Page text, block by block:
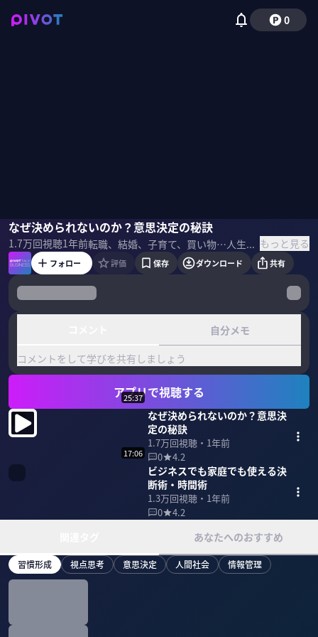
0
なぜ決められないのか？意思決定の秘訣
1.7万回視聴1年前 転職、結婚、子育て、買い物…人生は決断の連続。なぜ私たちは「決められない」のか？臨床心理士・中島美鈴が、私たちが決断できない5つのタイプを解説。さらに、独自の意思決定術「もじせか」を活用し、ビジネスでも家庭でも役立つ具体的な決断術を伝授する。決断力を格段に向上させるため、明日から実践できる具体的な方法を解説。 ＜ゲスト＞ 中島美鈴｜臨床心理士 1978年福岡県生まれ、公認心理師。心理学博士(九州大学)。中島心理相談所所長。専門は時間管理とADHDの認知行動療法。時間管理の専門家として本の執筆、テレビ出演、コラム連載、セミナー講師など多方面で活躍。 ＜参考書籍＞ 『マンガで挑戦 とっちらかった頭の中を整理して決められる人になる』 もっと見る
中島美鈴小手森千紗
フォロー 評価 保存 ダウンロード 共有
自分メモ
コメントをして学びを共有しましょう
アプリで視聴する
25:37
なぜ決められないのか？意思決
定の秘訣
1.7万回視聴・ 1年前
0
4.2
17:06
ビジネスでも家庭でも使える決
断術・時間術
1.3万回視聴・ 1年前
0
4.2
あなたへのおすすめ
習慣形成 視点思考 意思決定 人間社会 情報管理